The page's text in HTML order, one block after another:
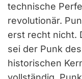
technische
revolutionär.
erst recht nicht.
sei der Punk
historischen